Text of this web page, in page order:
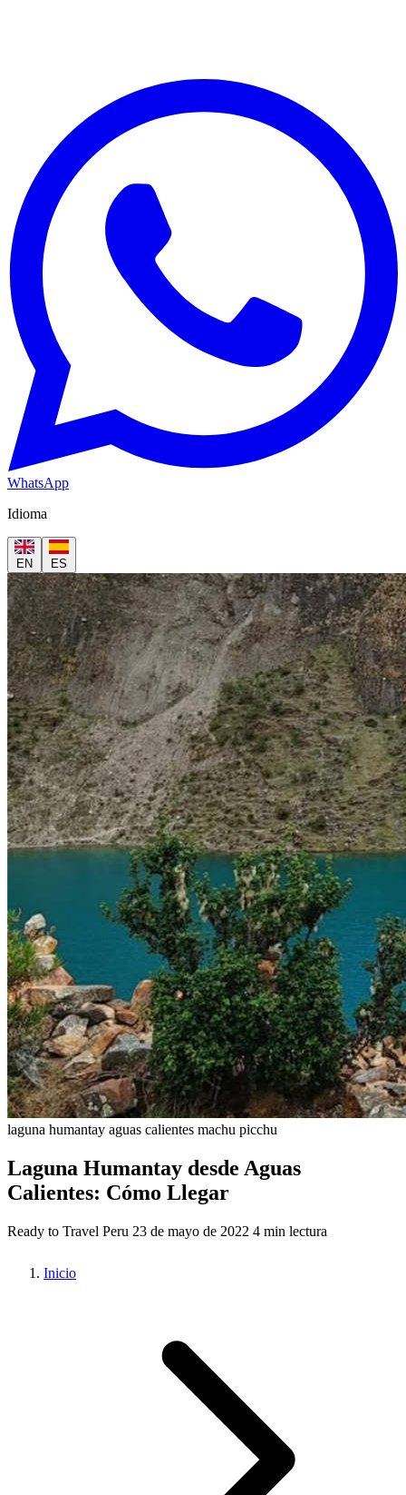
WhatsApp
Idioma
EN ES
laguna humantay aguas calientes machu picchu
Laguna Humantay desde Aguas
Calientes: Cómo Llegar
Ready to Travel Peru 23 de mayo de 2022 4 min lectura
Inicio